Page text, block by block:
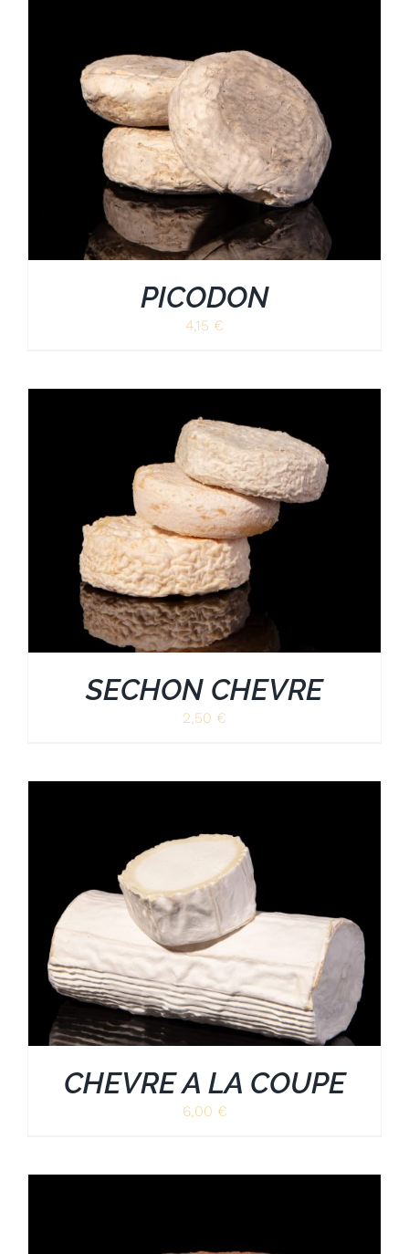
PICODON
4,15 €
SECHON CHEVRE
2,50 €
CHEVRE A LA COUPE
6,00 €